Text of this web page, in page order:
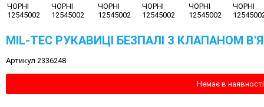
MIL-TEC РУКАВИЦІ БЕЗПАЛІ З КЛАПАНОМ
Артикул 2336248
Немає в наявності